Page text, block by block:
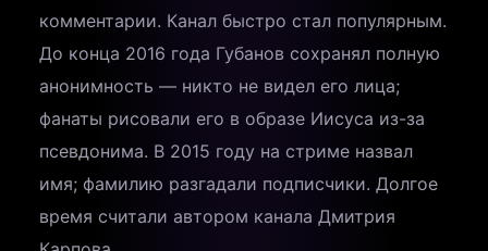
комментарии. Канал быстро стал популярным.
До конца 2016 года Губанов сохранял полную
анонимность — никто не видел его лица;
фанаты рисовали его в образе Иисуса из-за
псевдонима. В 2015 году на стриме назвал
имя; фамилию разгадали подписчики. Долгое
время считали автором канала Дмитрия